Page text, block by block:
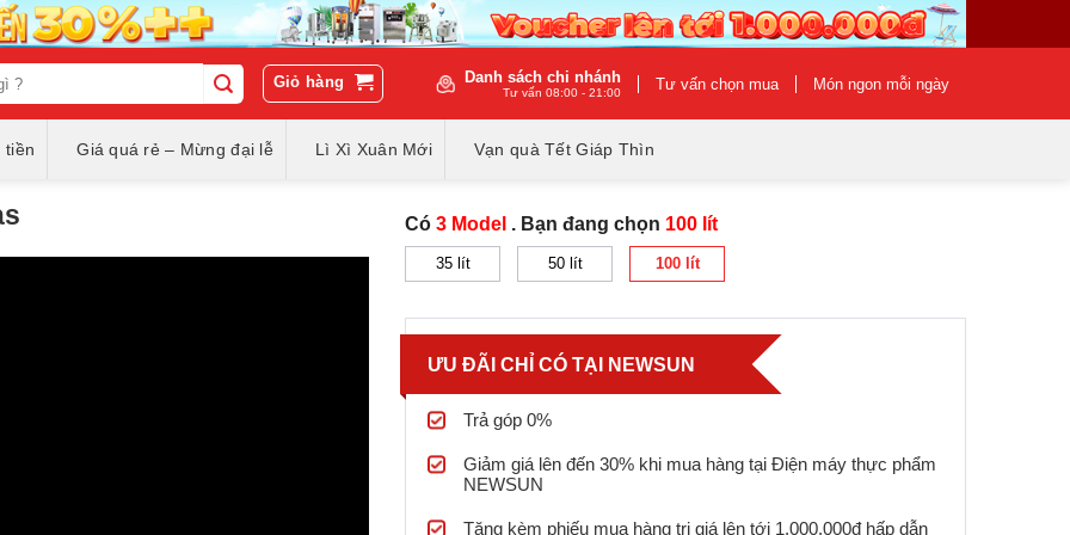
Giỏ hàng Danh sách chi nhánh
Tư vấn 08:00 - 21:00 Tư vấn chọn mua Món ngon mỗi ngày
tiền Giá quá rẻ – Mừng đại lễ Lì Xì Xuân Mới Vạn quà Tết Giáp Thìn
Có 3 Model . Bạn đang chọn 100 lít
35 lít 50 lít 100 lít
ƯU ĐÃI CHỈ CÓ TẠI NEWSUN
Trả góp 0%
Giảm giá lên đến 30% khi mua hàng tại Điện máy thực phẩm
NEWSUN
Tặng kèm phiếu mua hàng trị giá lên tới 1.000.000đ hấp dẫn